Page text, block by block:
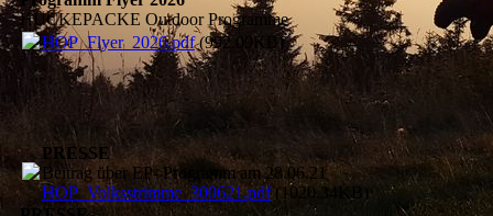
HUCKEPACKE Outdoor Programme
HOP_Flyer_2026.pdf(992.09KB)
PRESSE
Beitrag über EP- Programm am 28.06.21
HOP_Volksstrimme_300621.pdf(1020.34KB)